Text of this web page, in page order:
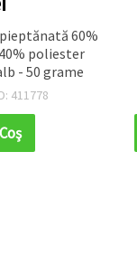
60%
poliester
- 50 grame
411778